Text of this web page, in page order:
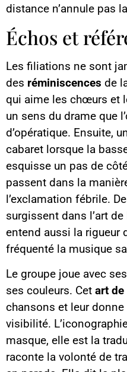
distance n’annule pas
Échos et
Les filiations ne sont
des réminiscences de
qui aime les chœurs et
un sens du drame que
d’opératique. Ensuite,
cabaret lorsque la
esquisse un pas de
passent dans la
l’exclamation fébrile.
surgissent dans l’art de
entend aussi la rigueur
fréquenté la musique
Le groupe joue avec
ses couleurs. Cet art de
chansons et leur
visibilité.
masque, elle est la
raconte la volonté de